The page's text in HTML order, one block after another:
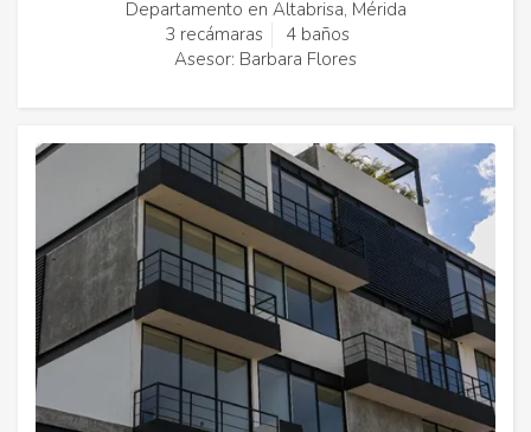
Departamento en Altabrisa, Mérida
3 recámaras
4 baños
Asesor: Barbara Flores